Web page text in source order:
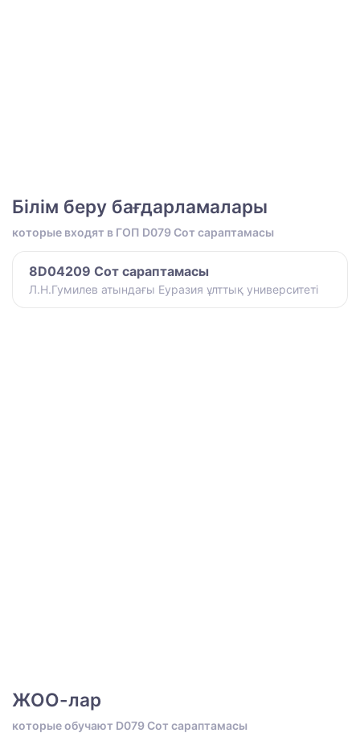
Білім беру бағдарламалары
которые входят в ГОП D079 Сот сараптамасы
8D04209 Сот сараптамасы
Л.Н.Гумилев атындағы Еуразия ұлттық университеті
ЖОО-лар
которые обучают D079 Сот сараптамасы